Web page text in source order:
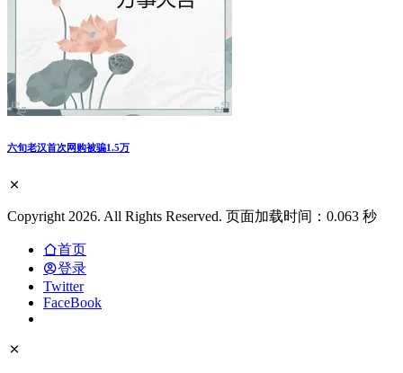
六旬老汉首次网购被骗1.5万
Copyright 2026. All Rights Reserved. 页面加载时间：0.063 秒
首页
登录
Twitter
FaceBook